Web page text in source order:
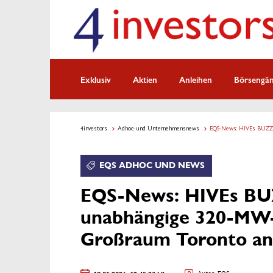
Exklusiv Aktien Anleihen
4investors Adhoc- und Unternehmensnews EQS-News: HIVEs
EQS ADHOC UND NEWS
EQS-News: HIVEs
unabhängige 320-
Großraum Toronto an